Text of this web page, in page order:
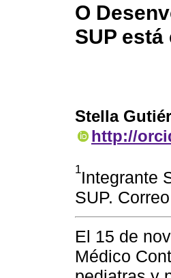
O
SUP
Stella
http://
1Integrante
SUP.
El 15 de
Médico